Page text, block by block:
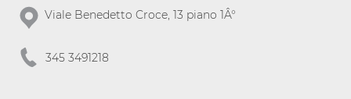
Viale Benedetto Croce, 13 piano 1Â°
345 3491218